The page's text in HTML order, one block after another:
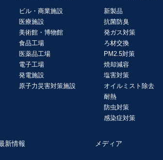
ビル・商業施設
医療施設
美術館・博物館
食品工場
医薬品工場
電子工場
発電施設
原子力災害対策施設
新製品
抗菌防臭
発ガス対策
ろ材交換
PM2.5対策
焼却減容
塩害対策
オイルミスト除去
耐熱
防虫対策
感染症対策
新情報 メディア